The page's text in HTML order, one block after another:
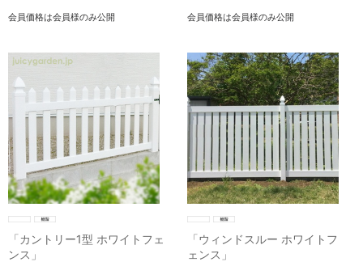
会員価格は会員様のみ公開 会員価格は会員様のみ公開
「カントリー1型 ホワイトフェ
ンス」
「ウィンドスルー ホワイトフ
ェンス」